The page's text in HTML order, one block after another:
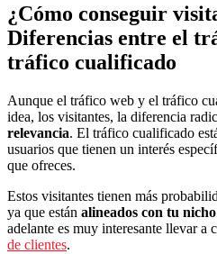
¿Cómo conseguir
Diferencias entre el
tráfico cualificado
Aunque el tráfico web y el tráfico
idea, los visitantes, la diferencia
relevancia. El tráfico cualificado
usuarios que tienen un interés
que ofreces.
Estos visitantes tienen más
ya que están alineados con tu
adelante es muy interesante llevar a
de clientes.